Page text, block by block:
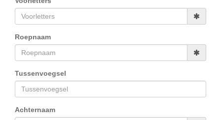
Roepnaam
Tussenvoegsel
Achternaam